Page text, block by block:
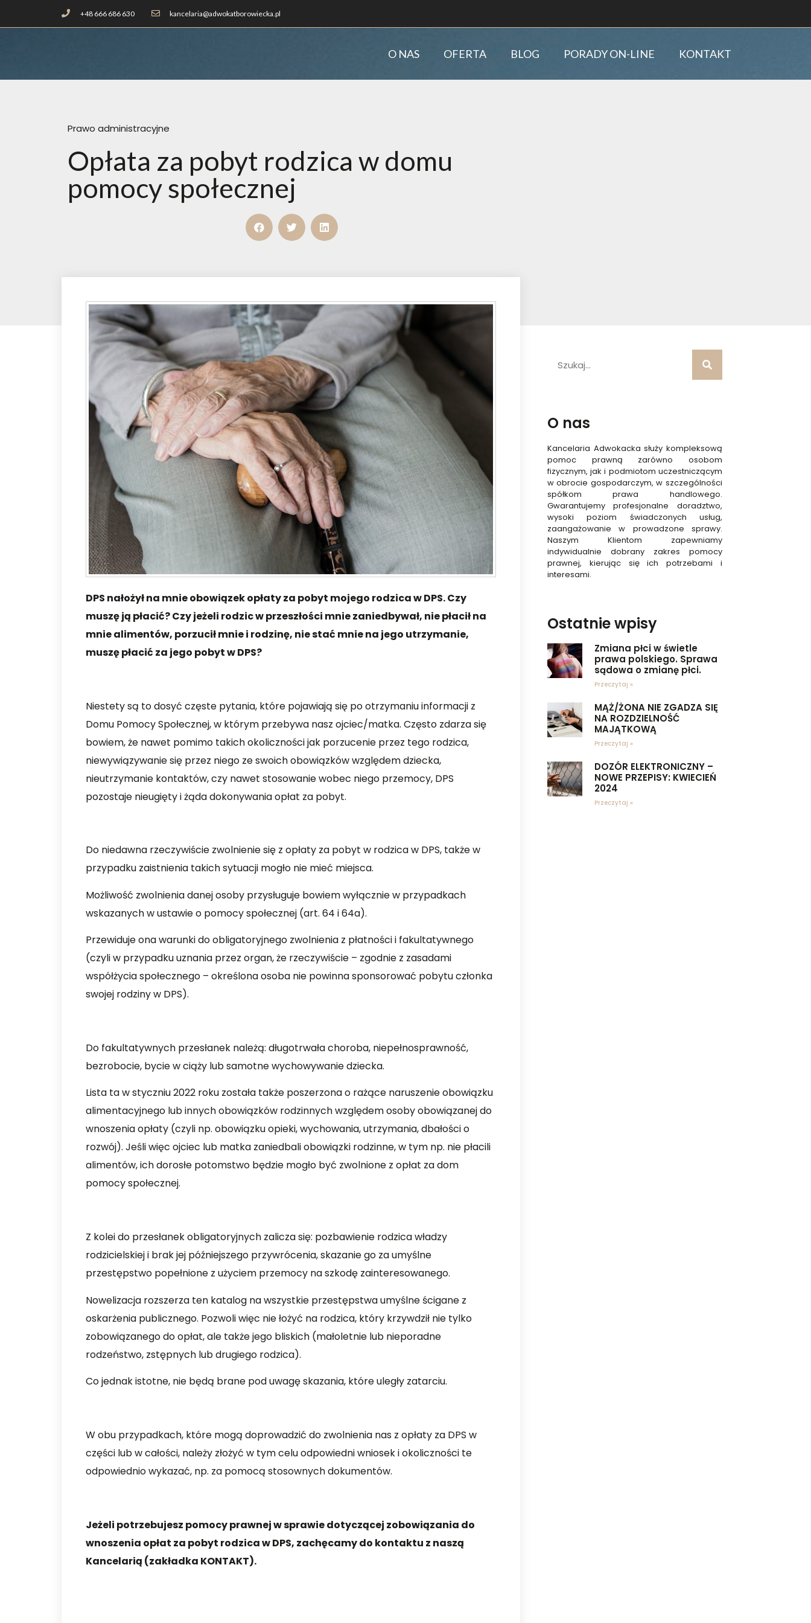
+48 666 686 630 kancelaria@adwokatborowiecka.pl
O NAS OFERTA BLOG PORADY ON-LINE KONTAKT
Prawo administracyjne
Opłata za pobyt rodzica w domu
pomocy społecznej
DPS nałożył na mnie obowiązek opłaty za pobyt mojego rodzica w DPS. Czy
muszę ją płacić? Czy jeżeli rodzic w przeszłości mnie zaniedbywał, nie płacił na
mnie alimentów, porzucił mnie i rodzinę, nie stać mnie na jego utrzymanie,
muszę płacić za jego pobyt w DPS?
Niestety są to dosyć częste pytania, które pojawiają się po otrzymaniu informacji z
Domu Pomocy Społecznej, w którym przebywa nasz ojciec/matka. Często zdarza się
bowiem, że nawet pomimo takich okoliczności jak porzucenie przez tego rodzica,
niewywiązywanie się przez niego ze swoich obowiązków względem dziecka,
nieutrzymanie kontaktów, czy nawet stosowanie wobec niego przemocy, DPS
pozostaje nieugięty i żąda dokonywania opłat za pobyt.
Do niedawna rzeczywiście zwolnienie się z opłaty za pobyt w rodzica w DPS, także w
przypadku zaistnienia takich sytuacji mogło nie mieć miejsca.
Możliwość zwolnienia danej osoby przysługuje bowiem wyłącznie w przypadkach
wskazanych w ustawie o pomocy społecznej (art. 64 i 64a).
Przewiduje ona warunki do obligatoryjnego zwolnienia z płatności i fakultatywnego
(czyli w przypadku uznania przez organ, że rzeczywiście – zgodnie z zasadami
współżycia społecznego – określona osoba nie powinna sponsorować pobytu członka
swojej rodziny w DPS).
Do fakultatywnych przesłanek należą: długotrwała choroba, niepełnosprawność,
bezrobocie, bycie w ciąży lub samotne wychowywanie dziecka.
Lista ta w styczniu 2022 roku została także poszerzona o rażące naruszenie obowiązku
alimentacyjnego lub innych obowiązków rodzinnych względem osoby obowiązanej do
wnoszenia opłaty (czyli np. obowiązku opieki, wychowania, utrzymania, dbałości o
rozwój). Jeśli więc ojciec lub matka zaniedbali obowiązki rodzinne, w tym np. nie płacili
alimentów, ich dorosłe potomstwo będzie mogło być zwolnione z opłat za dom
pomocy społecznej.
Z kolei do przesłanek obligatoryjnych zalicza się: pozbawienie rodzica władzy
rodzicielskiej i brak jej późniejszego przywrócenia, skazanie go za umyślne
przestępstwo popełnione z użyciem przemocy na szkodę zainteresowanego.
Nowelizacja rozszerza ten katalog na wszystkie przestępstwa umyślne ścigane z
oskarżenia publicznego. Pozwoli więc nie łożyć na rodzica, który krzywdził nie tylko
zobowiązanego do opłat, ale także jego bliskich (małoletnie lub nieporadne
rodzeństwo, zstępnych lub drugiego rodzica).
Co jednak istotne, nie będą brane pod uwagę skazania, które uległy zatarciu.
W obu przypadkach, które mogą doprowadzić do zwolnienia nas z opłaty za DPS w
części lub w całości, należy złożyć w tym celu odpowiedni wniosek i okoliczności te
odpowiednio wykazać, np. za pomocą stosownych dokumentów.
Jeżeli potrzebujesz pomocy prawnej w sprawie dotyczącej zobowiązania do
wnoszenia opłat za pobyt rodzica w DPS, zachęcamy do kontaktu z naszą
Kancelarią (zakładka KONTAKT).
O nas
Kancelaria Adwokacka służy kompleksową
pomoc prawną zarówno osobom
fizycznym, jak i podmiotom uczestniczącym
w obrocie gospodarczym, w szczególności
spółkom prawa handlowego.
Gwarantujemy profesjonalne doradztwo,
wysoki poziom świadczonych usług,
zaangażowanie w prowadzone sprawy.
Naszym Klientom zapewniamy
indywidualnie dobrany zakres pomocy
prawnej, kierując się ich potrzebami i
interesami.
Ostatnie wpisy
Zmiana płci w świetle
prawa polskiego. Sprawa
sądowa o zmianę płci.
Przeczytaj »
MĄŻ/ŻONA NIE ZGADZA SIĘ
NA ROZDZIELNOŚĆ
MAJĄTKOWĄ
Przeczytaj »
DOZÓR ELEKTRONICZNY –
NOWE PRZEPISY: KWIECIEŃ
2024
Przeczytaj »